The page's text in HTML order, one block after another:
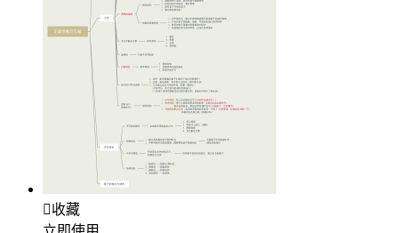
收藏